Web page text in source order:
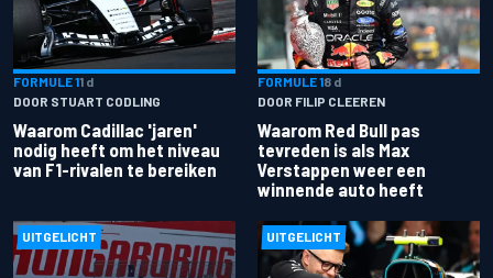
FORMULE 11 d
DOOR STUART CODLING
Waarom Cadillac 'jaren'
nodig heeft om het niveau
van F1-rivalen te bereiken
FORMULE 18 d
DOOR FILIP CLEEREN
Waarom Red Bull pas
tevreden is als Max
Verstappen weer een
winnende auto heeft
UITGELICHT UITGELICHT